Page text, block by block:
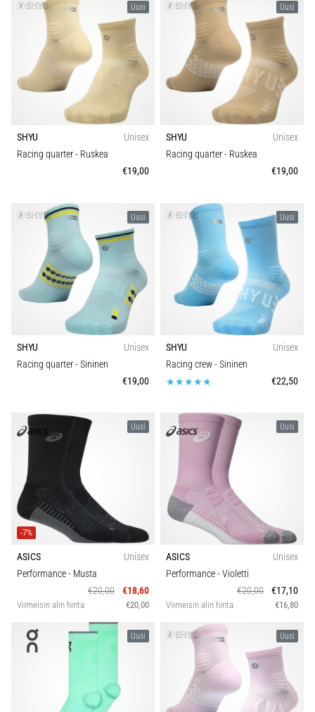
Uusi
SHYU
Unisex
Racing quarter- Ruskea
€19,00
Uusi
SHYU
Unisex
Racing quarter- Ruskea
€19,00
Uusi
SHYU
Unisex
Racing quarter- Sininen
€19,00
Uusi
SHYU
Unisex
Racing crew- Sininen
€22,50
Uusi
-7%
ASICS
Unisex
Performance- Musta
€20,00
€18,60
Viimeisin alin hinta €20,00
Uusi
ASICS
Unisex
Performance- Violetti
€20,00
€17,10
Viimeisin alin hinta €16,80
Uusi Uusi